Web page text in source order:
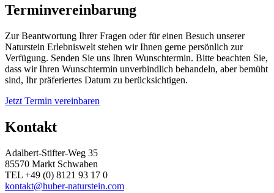
Terminvereinbarung
Zur Beantwortung Ihrer Fragen oder für einen Besuch unserer
Naturstein Erlebniswelt stehen wir Ihnen gerne persönlich zur
Verfügung. Senden Sie uns Ihren Wunschtermin. Bitte beachten Sie,
dass wir Ihren Wunschtermin unverbindlich behandeln, aber bemüht
sind, Ihr präferiertes Datum zu berücksichtigen.
Jetzt Termin vereinbaren
Kontakt
Adalbert-Stifter-Weg 35
85570 Markt Schwaben
TEL +49 (0) 8121 93 17 0
kontakt@huber-naturstein.com